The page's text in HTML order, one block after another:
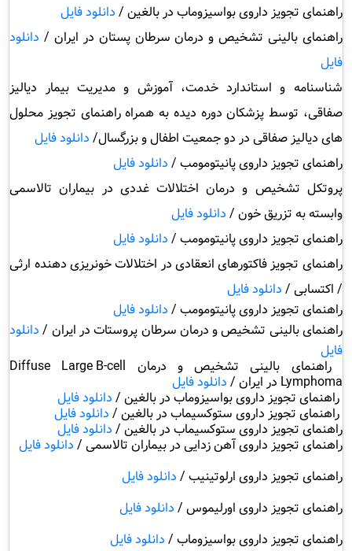
راهنمای تجویز داروی بواسیزوماب در بالغین / دانلود فایل
راهنمای بالینی تشخیص و درمان سرطان پستان در ایران / دانلود
فایل
شناسنامه و استاندارد خدمت، آموزش و مدیریت بیمار دیالیز
صفاقی، توسط پزشکان دوره دیده به همراه راهنمای تجویز محلول
های دیالیز صفاقی در دو جمعیت اطفال و بزرگسال/ دانلود فایل
راهنمای تجویز داروی پانیتومومب / دانلود فایل
پروتکل تشخیص و درمان اختلالات غددی در بیماران تالاسمی
وابسته به تزریق خون / دانلود فایل
راهنمای تجویز داروی پانیتومومب / دانلود فایل
راهنمای تجویز فاکتورهای انعقادی در اختلالات خونریزی دهنده ارثی
/ اکتسابی / دانلود فایل
راهنمای تجویز داروی پانیتومومب / دانلود فایل
راهنمای بالینی تشخیص و درمان سرطان پروستات در ایران / دانلود
فایل
راهنمای بالینی تشخیص و درمان Diffuse Large B-cell
Lymphoma در ایران / دانلود فایل
راهنمای تجویز داروی بواسیزوماب در بالغین / دانلود فایل
راهنمای تجویز داروی ستوکسیماب در بالغین / دانلود فایل
راهنمای تجویز داروی ستوکسیماب در بالغین / دانلود فایل
راهنمای تجویز داروی آهن زدایی در بیماران تالاسمی / دانلود فایل
راهنمای تجویز داروی ارلوتینیب / دانلود فایل
راهنمای تجویز داروی اورلیموس / دانلود فایل
راهنمای تجویز داروی بواسیزوماب / دانلود فایل